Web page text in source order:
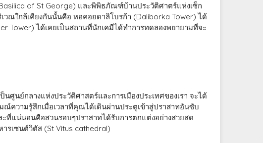
of St George) และพิพิธภัณฑ์บ้านประวัติศาตร์แห่งเซ็ก
วณใกล้เคียงกันนั้นคือ หอคอยดาลิโบรก้า (Daliborka Tower) ได้
Tower) ได้เคยเป็นสถานที่นักเคมีได้ทำการทดลองพยายามที่จะ
ศูนย์กลางแห่งประวัติศาสตร์และการเมืองประเทศของเรา จะได้
ความรู้สึกเมื่อเวลาที่คุณได้เดินผ่านประตูเข้าสู่ปราสาทอันซับ
ที่แน่นอนคือสวนรอบๆปราสาทได้รับการตกแต่งอย่างสวยสด
รเซนต์วิตัส (St Vitus cathedral)